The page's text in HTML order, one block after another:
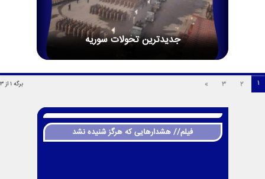
جدیدترین تحولات سوریه
برگه 1 از 3 1
2
3
»
فیلم// هشدارهایی که هرگز شنیده نشد